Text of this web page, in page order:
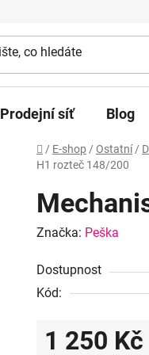
Prodejní síť Blog
Domů
/ E-shop / Ostatní /
H1 rozteč 148/200
Značka: Peška
Dostupnost
Kód:
1 250 Kč